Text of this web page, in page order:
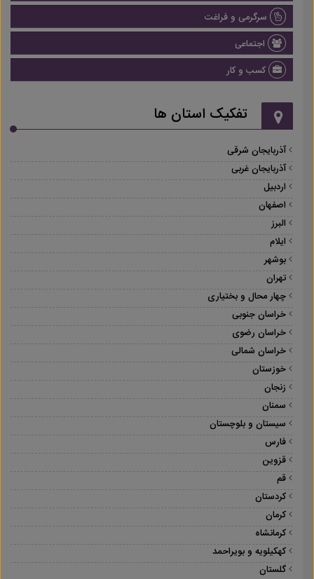
سرگرمی و فراغت
اجتماعی
کسب و کار
تفکیک استان ها
آذربایجان شرقی
آذربایجان غربی
اردبیل
اصفهان
البرز
ایلام
بوشهر
تهران
چهار محال و بختیاری
خراسان جنوبی
خراسان رضوی
خراسان شمالی
خوزستان
زنجان
سمنان
سیستان و بلوچستان
فارس
قزوین
قم
کردستان
کرمان
کرمانشاه
کهکیلویه و بویراحمد
گلستان